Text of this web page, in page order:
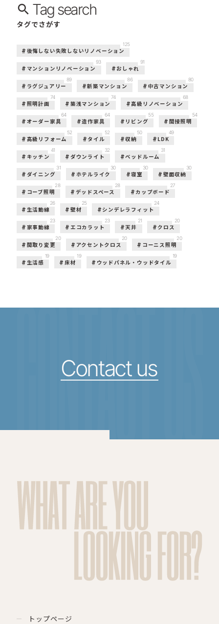
Tag search
タグでさがす
後悔しない失敗しないリノベーション
125
マンションリノベーション
93
おしゃれ
91
ラグジュアリー
89
新築マンション
86
中古マンション
80
照明計画
74
築浅マンション
74
高級リノベーション
68
オーダー家具
64
造作家具
64
リビング
55
間接照明
54
高級リフォーム
52
タイル
52
収納
50
LDK
49
キッチン
41
ダウンライト
32
ベッドルーム
31
ダイニング
31
ホテルライク
30
寝室
30
壁面収納
30
コーブ照明
28
デッドスペース
28
カップボード
27
生活動線
26
壁材
25
シンデレラフィット
24
家事動線
23
エコカラット
23
天井
21
クロス
20
間取り変更
20
アクセントクロス
20
コーニス照明
20
生活感
19
床材
19
ウッドパネル・ウッドタイル
19
CONTACT US
Contact us
WHAT ARE YOU
LOOKING FOR?
トップページ